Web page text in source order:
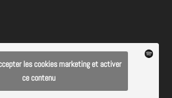
les cookies marketing et activer
ce contenu